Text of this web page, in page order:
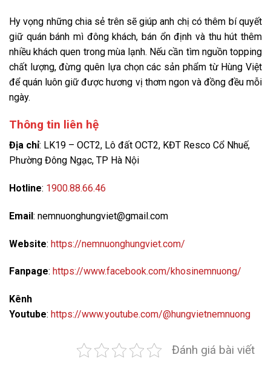
Hy vọng những chia sẻ trên sẽ giúp anh chị có thêm bí quyết
giữ quán bánh mì đông khách, bán ổn định và thu hút thêm
nhiều khách quen trong mùa lạnh. Nếu cần tìm nguồn topping
chất lượng, đừng quên lựa chọn các sản phẩm từ Hùng Việt
để quán luôn giữ được hương vị thơm ngon và đồng đều mỗi
ngày.
Thông tin liên hệ
Địa chỉ: LK19 – OCT2, Lô đất OCT2, KĐT Resco Cổ Nhuế,
Phường Đông Ngạc, TP Hà Nội
Hotline: 1900.88.66.46
Email: nemnuonghungviet@gmail.com
Website: https://nemnuonghungviet.com/
Fanpage: https://www.facebook.com/khosinemnuong/
Kênh
Youtube: https://www.youtube.com/@hungvietnemnuong
Đánh giá bài viết